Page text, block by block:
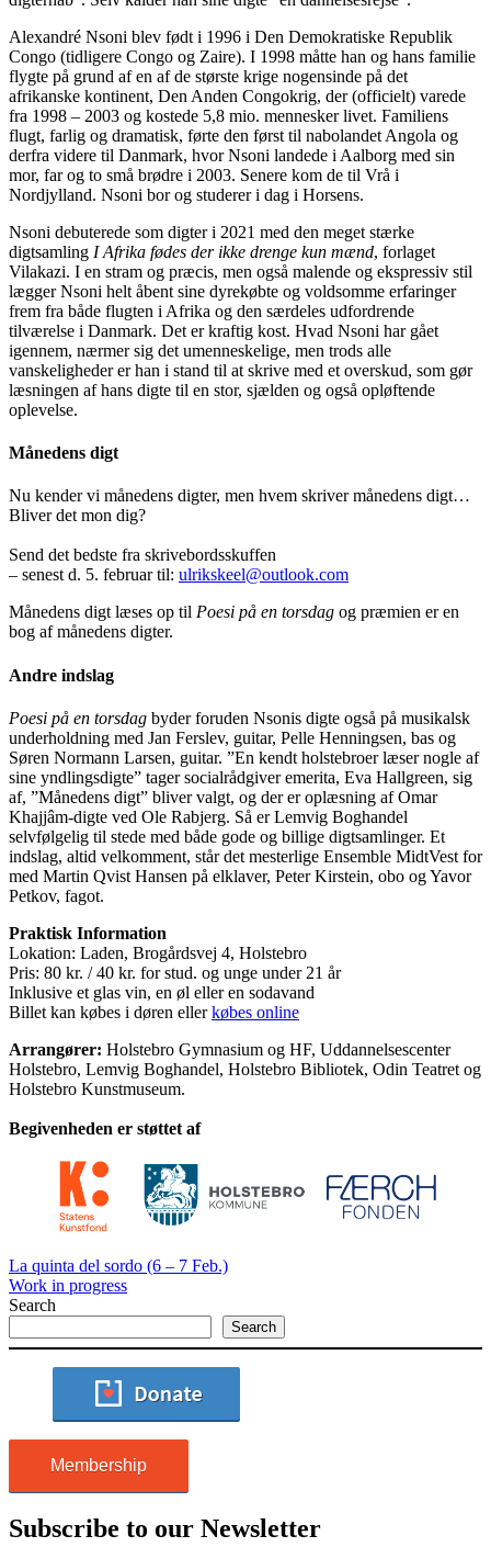
Alexandré Nsoni blev født i 1996 i Den Demokratiske Republik
Congo (tidligere Congo og Zaire). I 1998 måtte han og hans familie
flygte på grund af en af de største krige nogensinde på det
afrikanske kontinent, Den Anden Congokrig, der (officielt) varede
fra 1998 – 2003 og kostede 5,8 mio. mennesker livet. Familiens
flugt, farlig og dramatisk, førte den først til nabolandet Angola og
derfra videre til Danmark, hvor Nsoni landede i Aalborg med sin
mor, far og to små brødre i 2003. Senere kom de til Vrå i
Nordjylland. Nsoni bor og studerer i dag i Horsens.
Nsoni debuterede som digter i 2021 med den meget stærke
digtsamling I Afrika fødes der ikke drenge kun mænd, forlaget
Vilakazi. I en stram og præcis, men også malende og ekspressiv stil
lægger Nsoni helt åbent sine dyrekøbte og voldsomme erfaringer
frem fra både flugten i Afrika og den særdeles udfordrende
tilværelse i Danmark. Det er kraftig kost. Hvad Nsoni har gået
igennem, nærmer sig det umenneskelige, men trods alle
vanskeligheder er han i stand til at skrive med et overskud, som gør
læsningen af hans digte til en stor, sjælden og også opløftende
oplevelse.
Månedens digt
Nu kender vi månedens digter, men hvem skriver månedens digt…
Bliver det mon dig?
Send det bedste fra skrivebordsskuffen
– senest d. 5. februar til: ulrikskeel@outlook.com
Månedens digt læses op til Poesi på en torsdag og præmien er en
bog af månedens digter.
Andre indslag
Poesi på en torsdag byder foruden Nsonis digte også på musikalsk
underholdning med Jan Ferslev, guitar, Pelle Henningsen, bas og
Søren Normann Larsen, guitar. ”En kendt holstebroer læser nogle af
sine yndlingsdigte” tager socialrådgiver emerita, Eva Hallgreen, sig
af, ”Månedens digt” bliver valgt, og der er oplæsning af Omar
Khajjâm-digte ved Ole Rabjerg. Så er Lemvig Boghandel
selvfølgelig til stede med både gode og billige digtsamlinger. Et
indslag, altid velkomment, står det mesterlige Ensemble MidtVest for
med Martin Qvist Hansen på elklaver, Peter Kirstein, obo og Yavor
Petkov, fagot.
Praktisk Information
Lokation: Laden, Brogårdsvej 4, Holstebro
Pris: 80 kr. / 40 kr. for stud. og unge under 21 år
Inklusive et glas vin, en øl eller en sodavand
Billet kan købes i døren ellerkøbes online
Arrangører: Holstebro Gymnasium og HF, Uddannelsescenter
Holstebro, Lemvig Boghandel, Holstebro Bibliotek, Odin Teatret og
Holstebro Kunstmuseum.
Begivenheden er støttet af
La quinta del sordo (6 – 7 Feb.)
Work in progress
Search
Search
Membership
Subscribe to our Newsletter